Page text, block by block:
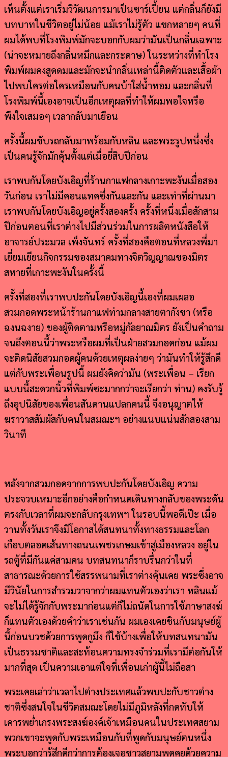
เห็นตั้งแต่เราเริ่มวิวัฒนการมาเป็นซาร์เปี้ยน แต่กลิ่นก็ยังมี
บทบาทในชีวิตอยู่ไม่น้อย แม้เราไม่รู้ตัว แขกหลายๆ คนที่
ผมได้พบที่โรงพิมพ์มักจะบอกกับผมว่ามันเป็นกลิ่นเฉพาะ
(น่าจะหมายถึงกลิ่นหมึกและกระดาษ) ในระหว่างที่ทำโรง
พิมพ์ผมคงสูดดมและมักจะนำกลิ่นเหล่านี้ติดตัวและเสื้อผ้า
ไปพบใครต่อใครเหมือนกับคนบ้าใส่น้ำหอม และกลิ่นที่
โรงพิมพ์นี้เองอาจเป็นอีกเหตุผลที่ทำให้ผมพอใจหรือ
พึงใจเสมอๆ เวลากลับมาเยือน
ครั้งนี้ผมขับรถกลับมาพร้อมกับหลิน และพระรูปหนึ่งซึ่ง
เป็นคนรู้จักมักคุ้นตั้งแต่เมื่อยี่สิบปีก่อน
เราพบกันโดยบังเอิญที่ร้านกาแฟกลางเกาะพะงันเมื่อสอง
วันก่อน เราไม่มีคอนแทคซึ่งกันและกัน และเท่าที่ผ่านมา
เราพบกันโดยบังเอิญอยู่ครั้งสองครั้ง ครั้งที่หนึ่งเมื่อสักสาม
ปีก่อนตอนที่เราต่างไปมีส่วนร่วมในการผลิตหนังสือให้
อาจารย์ประมวล เพ็งจันทร์ ครั้งที่สองคือตอนที่หลวงพี่มา
เยี่ยมเยียนกิจกรรมของสมาคมทางจิตวิญญาณของมิตร
สหายที่เกาะพะงันในครั้งนี้
ครั้งที่สองที่เราพบปะกันโดยบังเอิญนี้เองที่ผมเผลอ
สวมกอดพระหน้าร้านกาแฟท่ามกลางสายตากังขา (หรือ
ฉงนฉงาย) ของผู้ติดตามหรือหมู่กัลยาณมิตร ยังเป็นคำถาม
จนถึงตอนนี้ว่าพระหรือผมที่เป็นฝ่ายสวมกอดก่อน แม้ผม
จะติดนิสัยสวมกอดผู้คนด้วยเหตุผลง่ายๆ ว่ามันทำให้รู้สึกดี
แต่กับพระเพื่อนรูปนี้ ผมยังคิดว่ามัน (พระเพื่อน – เรียก
แบบนี้สะดวกนิ้วที่พิมพ์ซะมากกว่าจะเรียกว่า ท่าน) คงรับรู้
ถึงอุปนิสัยของเพื่อนสันดานแปลกคนนี้ จึงอนุญาตให้
ฆราวาสสัมผัสกับคนในสมณะฯ อย่างแนบแน่นสักสองสาม
วินาที
หลังจากสวมกอดจากการพบปะกันโดยบังเอิญ ความ
ประจวบเหมาะอีกอย่างคือกำหนดเดินทางกลับของพระดัน
ตรงกับเวลาที่ผมจะกลับกรุงเทพฯ ในรอบนี้พอดีเป๊ะ เมื่อ
วานทั้งวันเราจึงมีโอกาสได้สนทนาทั้งทางธรรมและโลก
เกือบตลอดเส้นทางถนนเพชรเกษมเข้าสู่เมืองหลวง อยู่ใน
รถตู้ที่มีกันแค่สามคน บทสนทนาก็ราบรื่นกว่าในที่
สาธารณะด้วยการใช้สรรพนามที่เราต่างคุ้นเคย พระซึ่งอาจ
มีวินัยในการสำรวมวาจากว่าผมแทนตัวเองว่าเรา หลินแม้
จะไม่ได้รู้จักกับพระมาก่อนแต่ก็ไม่ถนัดในการใช้ภาษาสงฆ์
ก็แทนตัวเองด้วยคำว่าเราเช่นกัน ผมเองเคยชินกับมนุษย์ผู้
นี้ก่อนบวชด้วยการพูดกูมึง ก็ใช้บ้างเพื่อให้บทสนทนามัน
เป็นธรรมชาติและสะท้อนความทรงจำร่วมที่เรามีต่อกันให้
มากที่สุด เป็นความเอาแต่ใจที่เพื่อนเก่าผู้นี้ไม่ถือสา
พระเคยเล่าว่าเวลาไปต่างประเทศแล้วพบปะกับชาวต่าง
ชาติซึ่งสนใจในชีวิตสมณะโดยไม่มีภูมิหลังที่กดทับให้
เคารพย่ำเกรงพระสงฆ์องค์เจ้าเหมือนคนในประเทศสยาม
พวกเขาจะพูดกับพระเหมือนกับที่พูดกับมนุษย์ตนหนึ่ง
พระบอกว่ารู้สึกดีกว่าการต้องเจอชาวสยามพูดคุยด้วยความ